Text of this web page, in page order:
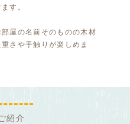
す。
屋の名前そのものの木材
さや手触りが楽しめま
紹介